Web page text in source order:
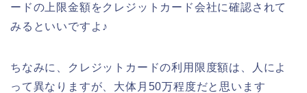
ードの上限金額をクレジットカード会社に確認されて
みるといいですよ♪
ちなみに、クレジットカードの利用限度額は、人によ
って異なりますが、大体月50万程度だと思います